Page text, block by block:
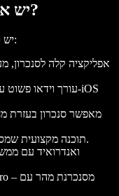
יש אפליקציה לסנכרון סאונד ווידאו?
יש כמה אפליקציות שעוזרות לסנכרן סאונד ווידאו:
תוכנה מקצועית שמסנכרנת קבצים בתוך שניות.